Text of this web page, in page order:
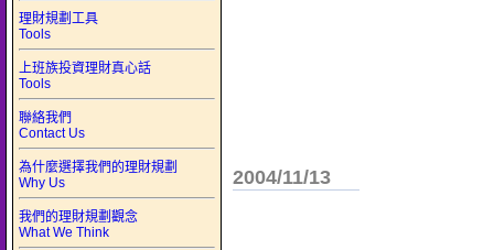
理財規劃工具
Tools
上班族投資理財真心話
Tools
聯絡我們
Contact Us
為什麼選擇我們的理財規劃
Why Us
我們的理財規劃觀念
What We Think
2004/11/13